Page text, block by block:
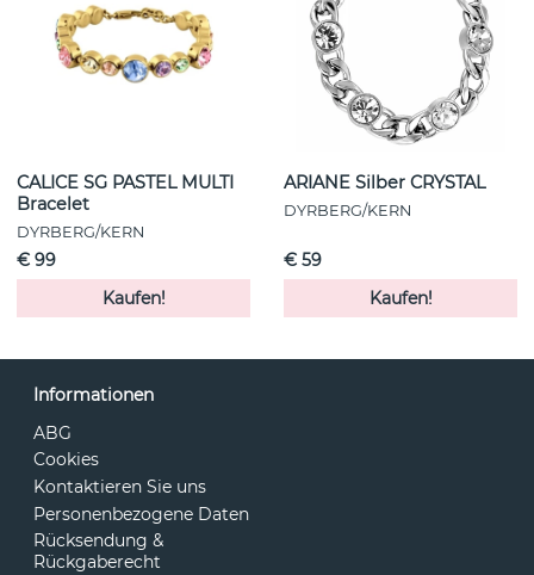
CALICE SG PASTEL MULTI
Bracelet
DYRBERG/KERN
€ 99
Kaufen!
ARIANE Silber CRYSTAL
DYRBERG/KERN
€ 59
Kaufen!
Informationen
ABG
Cookies
Kontaktieren Sie uns
Personenbezogene Daten
Rücksendung &
Rückgaberecht